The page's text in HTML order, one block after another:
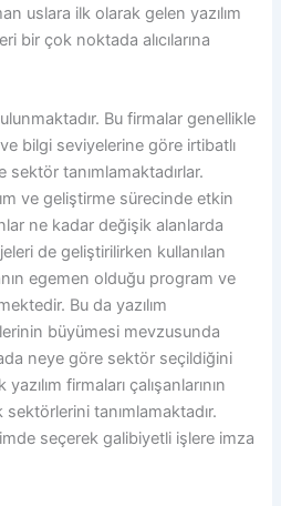
uslara ilk olarak gelen yazılım
bir çok noktada alıcılarına
Bu firmalar genellikle
bilgi seviyelerine göre irtibatlı
tanımlamaktadırlar.
ve geliştirme sürecinde etkin
ne kadar değişik alanlarda
de geliştirilirken kullanılan
egemen olduğu program ve
Bu da yazılım
büyümesi mevzusunda
neye göre sektör seçildiğini
firmaları çalışanlarının
tanımlamaktadır.
seçerek galibiyetli işlere imza